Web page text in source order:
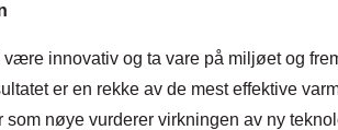
innovativ og ta vare på miljøet og
er en rekke av de mest effektive
nøye vurderer virkningen av ny